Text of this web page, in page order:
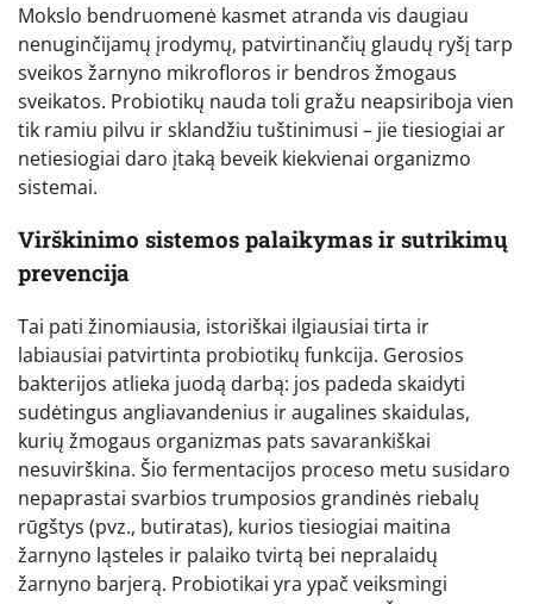
Mokslo bendruomenė kasmet atranda vis daugiau
nenuginčijamų įrodymų, patvirtinančių glaudų ryšį tarp
sveikos žarnyno mikrofloros ir bendros žmogaus
sveikatos. Probiotikų nauda toli gražu neapsiriboja vien
tik ramiu pilvu ir sklandžiu tuštinimusi – jie tiesiogiai ar
netiesiogiai daro įtaką beveik kiekvienai organizmo
sistemai.
Virškinimo sistemos palaikymas ir sutrikimų
prevencija
Tai pati žinomiausia, istoriškai ilgiausiai tirta ir
labiausiai patvirtinta probiotikų funkcija. Gerosios
bakterijos atlieka juodą darbą: jos padeda skaidyti
sudėtingus angliavandenius ir augalines skaidulas,
kurių žmogaus organizmas pats savarankiškai
nesuvirškina. Šio fermentacijos proceso metu susidaro
nepaprastai svarbios trumposios grandinės riebalų
rūgštys (pvz., butiratas), kurios tiesiogiai maitina
žarnyno ląsteles ir palaiko tvirtą bei nepralaidų
žarnyno barjerą. Probiotikai yra ypač veiksmingi